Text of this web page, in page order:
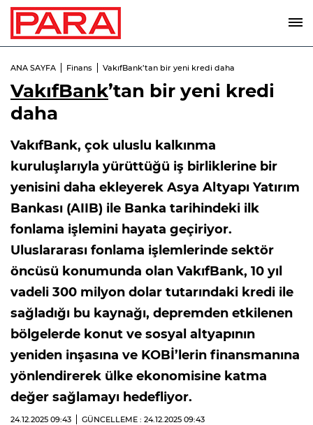
ANA SAYFA Finans VakıfBank’tan bir yeni kredi daha
VakıfBank’tan bir yeni kredi
daha
VakıfBank, çok uluslu kalkınma
kuruluşlarıyla yürüttüğü iş birliklerine bir
yenisini daha ekleyerek Asya Altyapı Yatırım
Bankası (AIIB) ile Banka tarihindeki ilk
fonlama işlemini hayata geçiriyor.
Uluslararası fonlama işlemlerinde sektör
öncüsü konumunda olan VakıfBank, 10 yıl
vadeli 300 milyon dolar tutarındaki kredi ile
sağladığı bu kaynağı, depremden etkilenen
bölgelerde konut ve sosyal altyapının
yeniden inşasına ve KOBİ’lerin finansmanına
yönlendirerek ülke ekonomisine katma
değer sağlamayı hedefliyor.
24.12.2025 09:43 GÜNCELLEME : 24.12.2025 09:43